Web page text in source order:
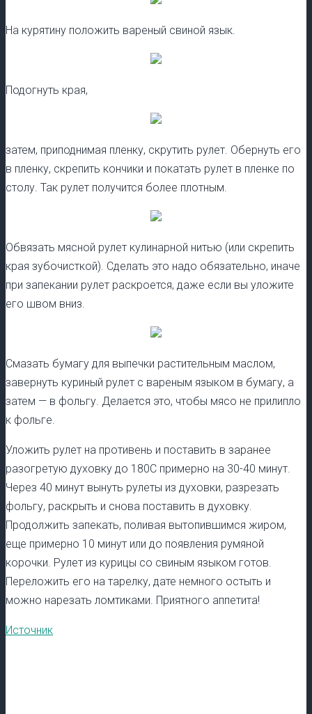
На курятину положить вареный свиной язык.
Подогнуть края,
затем, приподнимая пленку, скрутить рулет. Обернуть его
в пленку, скрепить кончики и покатать рулет в пленке по
столу. Так рулет получится более плотным.
Обвязать мясной рулет кулинарной нитью (или скрепить
края зубочисткой). Сделать это надо обязательно, иначе
при запекании рулет раскроется, даже если вы уложите
его швом вниз.
Смазать бумагу для выпечки растительным маслом,
завернуть куриный рулет с вареным языком в бумагу, а
затем — в фольгу. Делается это, чтобы мясо не прилипло
к фольге.
Уложить рулет на противень и поставить в заранее
разогретую духовку до 180C примерно на 30-40 минут.
Через 40 минут вынуть рулеты из духовки, разрезать
фольгу, раскрыть и снова поставить в духовку.
Продолжить запекать, поливая вытопившимся жиром,
еще примерно 10 минут или до появления румяной
корочки. Рулет из курицы со свиным языком готов.
Переложить его на тарелку, дате немного остыть и
можно нарезать ломтиками. Приятного аппетита!
Источник